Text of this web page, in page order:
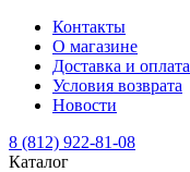
Контакты
О магазине
Доставка и оплата
Условия возврата
Новости
8 (812) 922-81-08
Каталог